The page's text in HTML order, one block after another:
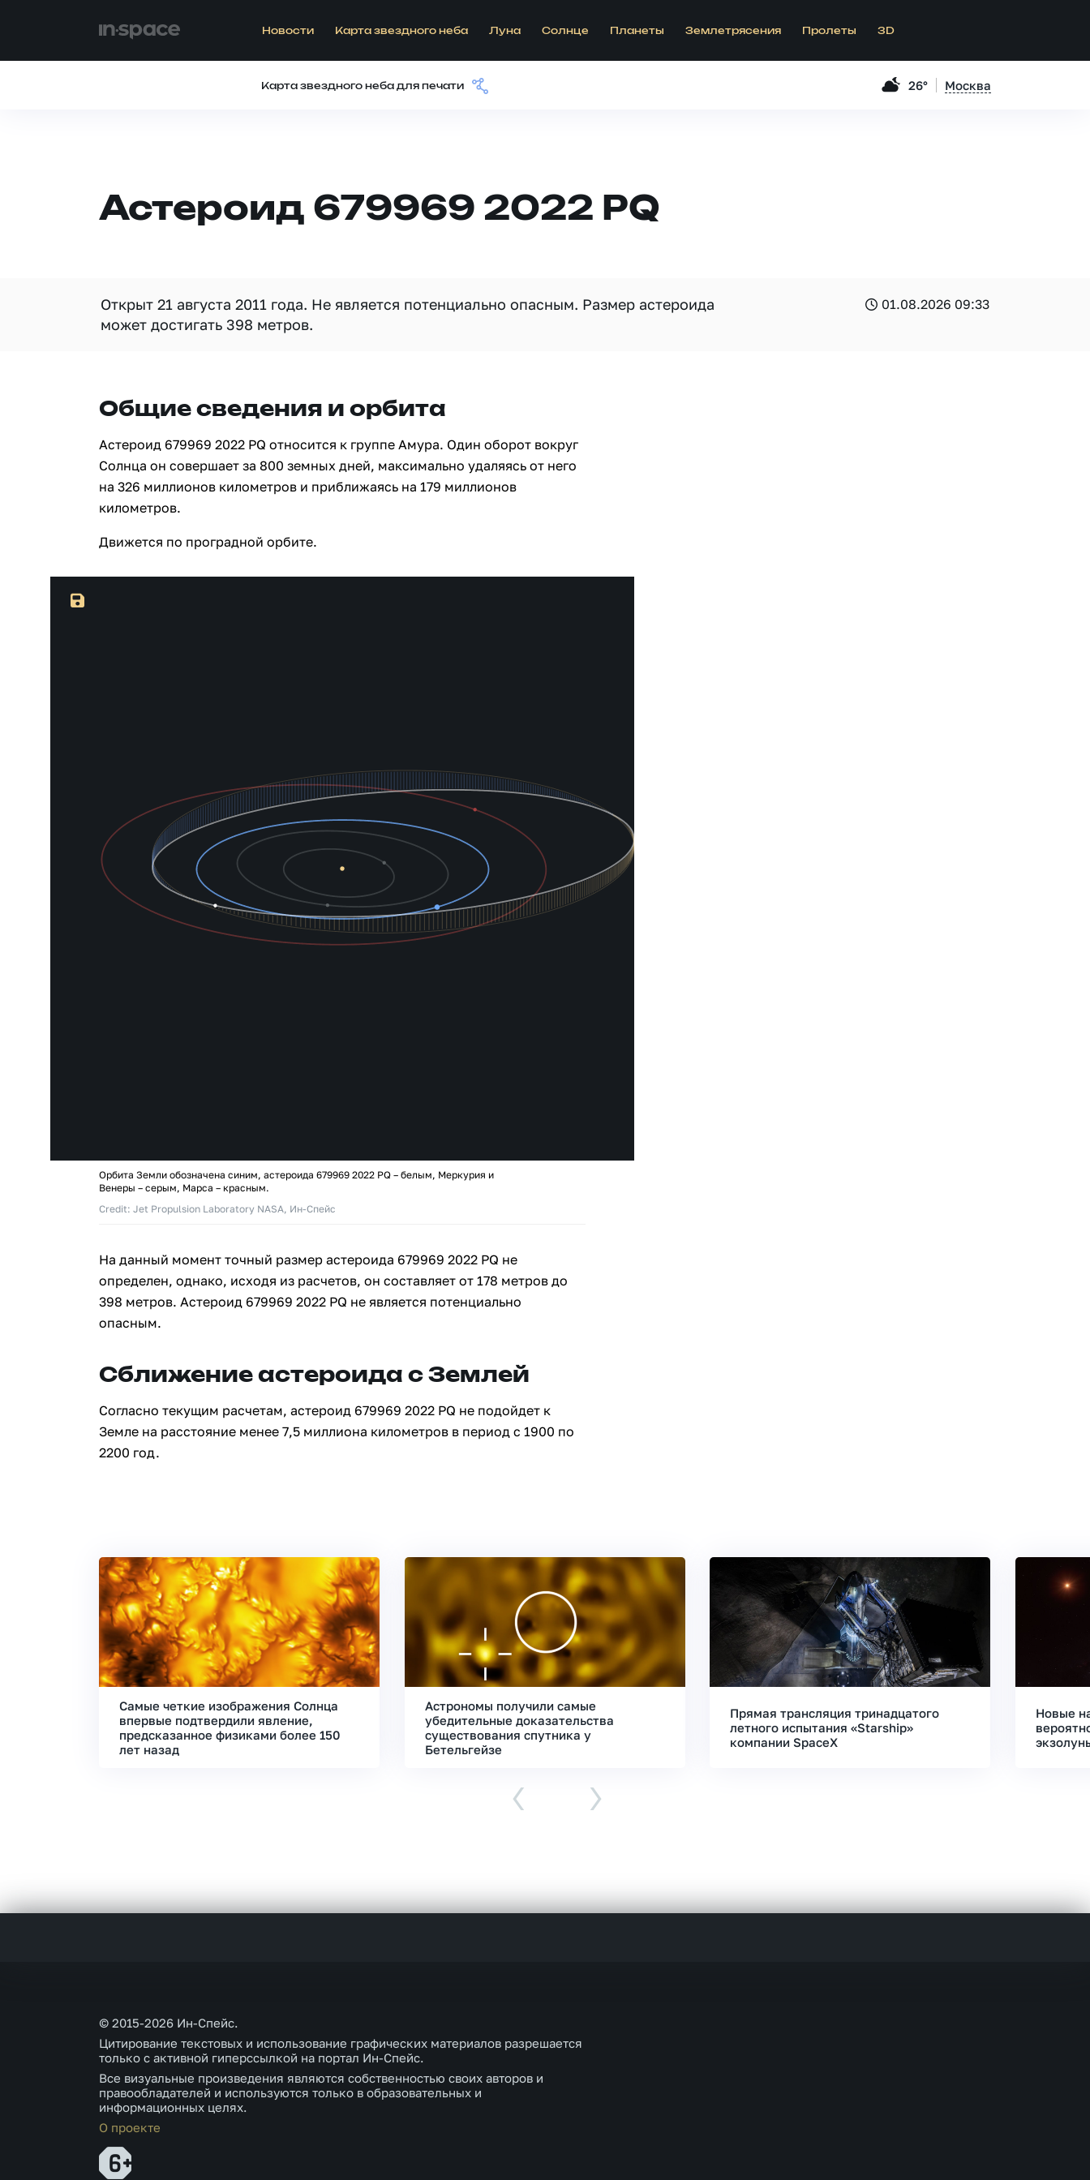
Новости Карта звездного неба Луна Солнце Планеты Землетрясения Пролеты 3D
Карта звездного неба для печати 26° Москва
Астероид 679969 2022 PQ
Открыт 21 августа 2011 года. Не является потенциально опасным. Размер астероида
может достигать 398 метров.
01.08.2026 09:33
Общие сведения и орбита
Астероид 679969 2022 PQ относится к группе Амура. Один оборот вокруг
Солнца он совершает за 800 земных дней, максимально удаляясь от него
на 326 миллионов километров и приближаясь на 179 миллионов
километров.
Движется по проградной орбите.
Орбита Земли обозначена синим, астероида 679969 2022 PQ – белым, Меркурия и
Венеры – серым, Марса – красным.
Credit: Jet Propulsion Laboratory NASA, Ин-Спейс
На данный момент точный размер астероида 679969 2022 PQ не
определен, однако, исходя из расчетов, он составляет от 178 метров до
398 метров. Астероид 679969 2022 PQ не является потенциально
опасным.
Сближение астероида с Землей
Согласно текущим расчетам, астероид 679969 2022 PQ не подойдет к
Земле на расстояние менее 7,5 миллиона километров в период с 1900 по
2200 год.
Самые четкие изображения Солнца
впервые подтвердили явление,
предсказанное физиками более 150
лет назад
Астрономы получили самые
убедительные доказательства
существования спутника у
Бетельгейзе
Прямая трансляция тринадцатого
летного испытания «Starship»
компании SpaceX
Новые
‹ ›
© 2015-2026 Ин-Спейс.
Цитирование текстовых и использование графических материалов разрешается
только с активной гиперссылкой на портал Ин-Спейс.
Все визуальные произведения являются собственностью своих авторов и
правообладателей и используются только в образовательных и
информационных целях.
О проекте